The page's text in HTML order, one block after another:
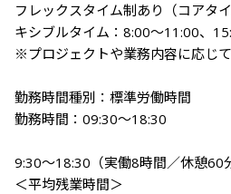
フレックスタイム制あり（コアタ
キシブルタイム：8:00〜11:00、
※プロジェクトや業務内容に応じ
勤務時間種別：標準労働時間
勤務時間：09:30～18:30
9:30～18:30（実働8時間／休憩60
＜平均残業時間＞